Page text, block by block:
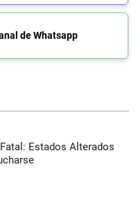
de Whatsapp
Estados Alterados